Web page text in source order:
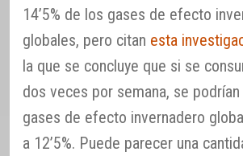
14’5% de los gases de efecto
globales, pero citan esta
la que se concluye que si se
dos veces por semana, se
gases de efecto invernadero
a 12’5%. Puede parecer una